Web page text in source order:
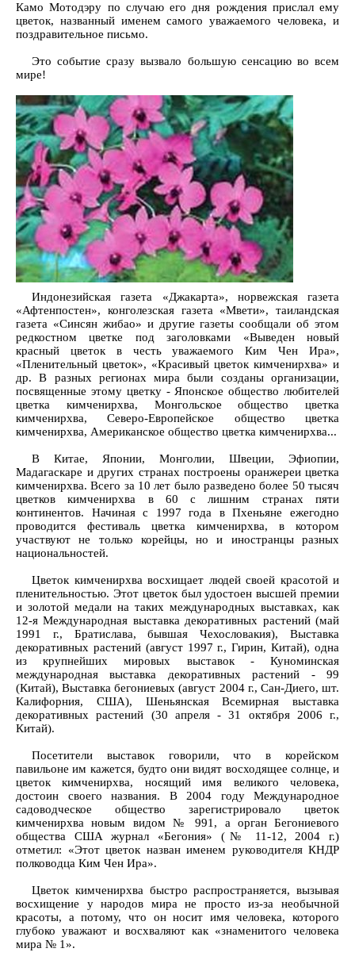
Камо Мотодэру по случаю его дня рождения прислал ему
цветок, названный именем самого уважаемого человека, и
поздравительное письмо.
Это событие сразу вызвало большую сенсацию во всем
мире!
Индонезийская газета «Джакарта», норвежская газета
«Афтенпостен», конголезская газета «Мвети», таиландская
газета «Синсян жибао» и другие газеты сообщали об этом
редкостном цветке под заголовками «Выведен новый
красный цветок в честь уважаемого Ким Чен Ира»,
«Пленительный цветок», «Красивый цветок кимченирхва» и
др. В разных регионах мира были созданы организации,
посвященные этому цветку - Японское общество любителей
цветка кимченирхва, Монгольское общество цветка
кимченирхва, Северо-Европейское общество цветка
кимченирхва, Американское общество цветка кимченирхва...
В Китае, Японии, Монголии, Швеции, Эфиопии,
Мадагаскаре и других странах построены оранжереи цветка
кимченирхва. Всего за 10 лет было разведено более 50 тысяч
цветков кимченирхва в 60 с лишним странах пяти
континентов. Начиная с 1997 года в Пхеньяне ежегодно
проводится фестиваль цветка кимченирхва, в котором
участвуют не только корейцы, но и иностранцы разных
национальностей.
Цветок кимченирхва восхищает людей своей красотой и
пленительностью. Этот цветок был удостоен высшей премии
и золотой медали на таких международных выставках, как
12-я Международная выставка декоративных растений (май
1991 г., Братислава, бывшая Чехословакия), Выставка
декоративных растений (август 1997 г., Гирин, Китай), одна
из крупнейших мировых выставок - Куноминская
международная выставка декоративных растений - 99
(Китай), Выставка бегониевых (август 2004 г., Сан-Диего, шт.
Калифорния, США), Шеньянская Всемирная выставка
декоративных растений (30 апреля - 31 октября 2006 г.,
Китай).
Посетители выставок говорили, что в корейском
павильоне им кажется, будто они видят восходящее солнце, и
цветок кимченирхва, носящий имя великого человека,
достоин своего названия. В 2004 году Международное
садоводческое общество зарегистрировало цветок
кимченирхва новым видом № 991, а орган Бегониевого
общества США журнал «Бегония» (№ 11-12, 2004 г.)
отметил: «Этот цветок назван именем руководителя КНДР
полководца Ким Чен Ира».
Цветок кимченирхва быстро распространяется, вызывая
восхищение у народов мира не просто из-за необычной
красоты, а потому, что он носит имя человека, которого
глубоко уважают и восхваляют как «знаменитого человека
мира № 1».